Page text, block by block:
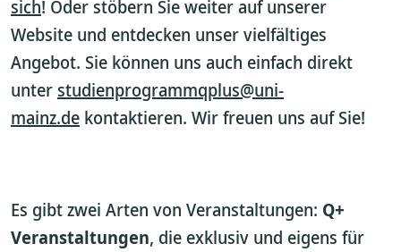
sich! Oder stöbern Sie weiter auf unserer
Website und entdecken unser vielfältiges
Angebot. Sie können uns auch einfach direkt
unterstudienprogrammqplus@uni-
mainz.de kontaktieren. Wir freuen uns auf Sie!
Es gibt zwei Arten von Veranstaltungen: Q+
Veranstaltungen, die exklusiv und eigens für